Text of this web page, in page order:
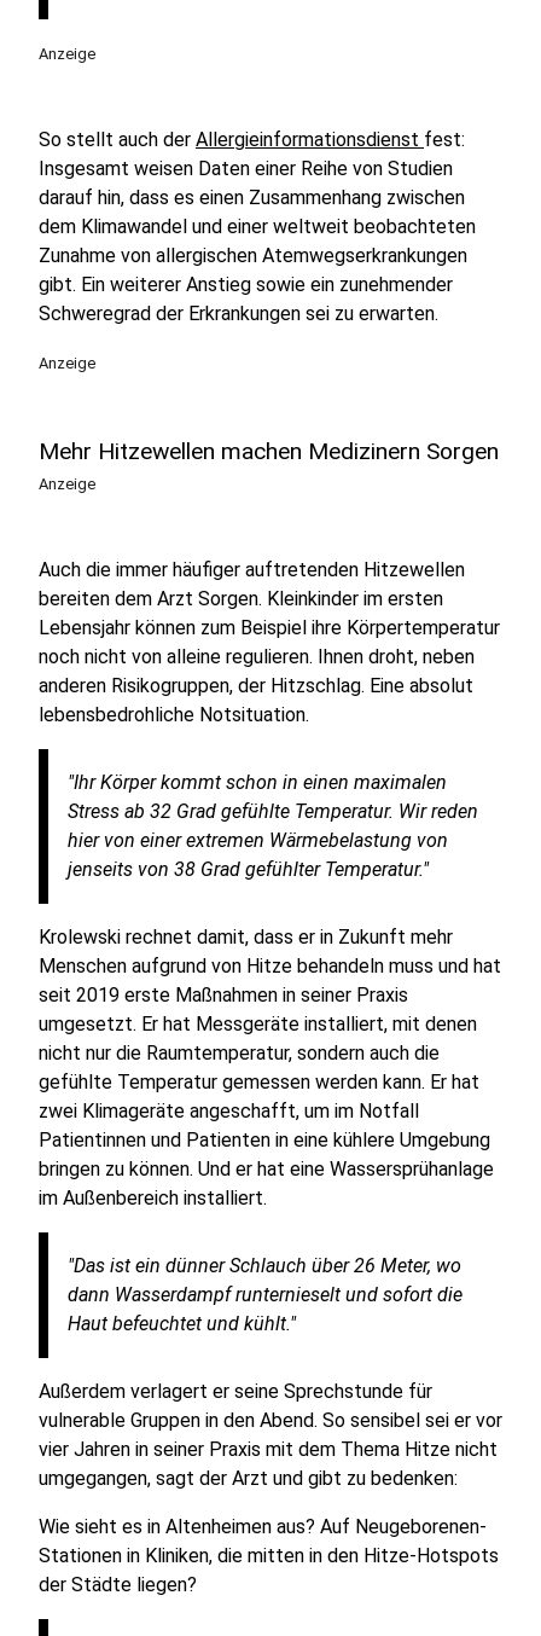
Anzeige
So stellt auch der Allergieinformationsdienst fest:
Insgesamt weisen Daten einer Reihe von Studien
darauf hin, dass es einen Zusammenhang zwischen
dem Klimawandel und einer weltweit beobachteten
Zunahme von allergischen Atemwegserkrankungen
gibt. Ein weiterer Anstieg sowie ein zunehmender
Schweregrad der Erkrankungen sei zu erwarten.
Anzeige
Mehr Hitzewellen machen Medizinern Sorgen
Anzeige
Auch die immer häufiger auftretenden Hitzewellen
bereiten dem Arzt Sorgen. Kleinkinder im ersten
Lebensjahr können zum Beispiel ihre Körpertemperatur
noch nicht von alleine regulieren. Ihnen droht, neben
anderen Risikogruppen, der Hitzschlag. Eine absolut
lebensbedrohliche Notsituation.
"Ihr Körper kommt schon in einen maximalen
Stress ab 32 Grad gefühlte Temperatur. Wir reden
hier von einer extremen Wärmebelastung von
jenseits von 38 Grad gefühlter Temperatur."
Krolewski rechnet damit, dass er in Zukunft mehr
Menschen aufgrund von Hitze behandeln muss und hat
seit 2019 erste Maßnahmen in seiner Praxis
umgesetzt. Er hat Messgeräte installiert, mit denen
nicht nur die Raumtemperatur, sondern auch die
gefühlte Temperatur gemessen werden kann. Er hat
zwei Klimageräte angeschafft, um im Notfall
Patientinnen und Patienten in eine kühlere Umgebung
bringen zu können. Und er hat eine Wassersprühanlage
im Außenbereich installiert.
"Das ist ein dünner Schlauch über 26 Meter, wo
dann Wasserdampf runternieselt und sofort die
Haut befeuchtet und kühlt."
Außerdem verlagert er seine Sprechstunde für
vulnerable Gruppen in den Abend. So sensibel sei er vor
vier Jahren in seiner Praxis mit dem Thema Hitze nicht
umgegangen, sagt der Arzt und gibt zu bedenken:
Wie sieht es in Altenheimen aus? Auf Neugeborenen-
Stationen in Kliniken, die mitten in den Hitze-Hotspots
der Städte liegen?